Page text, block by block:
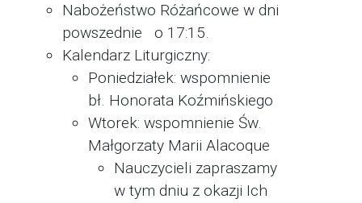
Nabożeństwo Różańcowe w dni
powszednie o 17:15.
Kalendarz Liturgiczny:
Poniedziałek: wspomnienie
bł. Honorata Koźmińskiego
Wtorek: wspomnienie Św.
Małgorzaty Marii Alacoque
Nauczycieli zapraszamy
w tym dniu z okazji Ich